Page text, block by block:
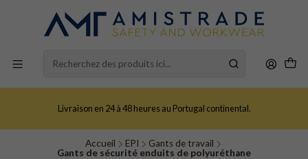
Livraison en 24 à 48 heures au Portugal continental.
Accueil EPI
Gants de travail
Gants de sécurité enduits de polyuréthane